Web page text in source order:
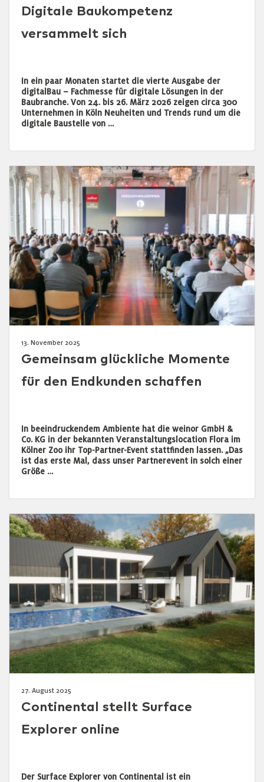
Digitale Baukompetenz
versammelt sich
In ein paar Monaten startet die vierte Ausgabe der
digitalBau – Fachmesse für digitale Lösungen in der
Baubranche. Von 24. bis 26. März 2026 zeigen circa 300
Unternehmen in Köln Neuheiten und Trends rund um die
digitale Baustelle von …
13. November 2025
Gemeinsam glückliche Momente
für den Endkunden schaffen
In beeindruckendem Ambiente hat die weinor GmbH &
Co. KG in der bekannten Veranstaltungslocation Flora im
Kölner Zoo ihr Top-Partner-Event stattfinden lassen. „Das
ist das erste Mal, dass unser Partnerevent in solch einer
Größe …
27. August 2025
Continental stellt Surface
Explorer online
Der Surface Explorer von Continental ist ein